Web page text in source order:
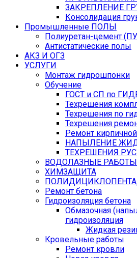
ЗАКРЕПЛЕНИЕ
Консолидация
Промышленные ПОЛЫ
Полиуретан-цемент
Антистатические полы
АКЗ И ОГЗ
УСЛУГИ
Монтаж гидрошпонки
Обучение
ГОСТ и СП по
Техрешения
Техрешения по
Техрешения
Ремонт
НАПЫЛЕНИЕ
ТЕХРЕШЕНИЯ
ВОДОЛАЗНЫЕ РАБОТЫ
ХИМЗАЩИТА
Ремонт бетона
Гидроизоляция бетона
Обмазочная
гидроизоляция
Жидкая
Кровельные работы
Ремонт кровли